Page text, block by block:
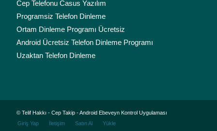
Cep Telefonu Casus Yazılım
Programsiz Telefon Dinleme
Ortam Dinleme Programı Ücretsiz
Android Ücretsiz Telefon Dinleme Programı
Uzaktan Telefon Dinleme
© Telif Hakkı - Cep Takip - Android Ebeveyn Kontrol Uygulaması
Giriş Yap
İletişim Satın Al Yükle